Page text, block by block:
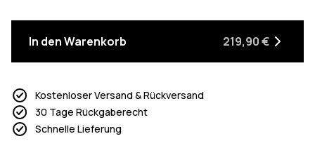
In den Warenkorb 219,90 €
Kostenloser Versand & Rückversand
30 Tage Rückgaberecht
Schnelle Lieferung